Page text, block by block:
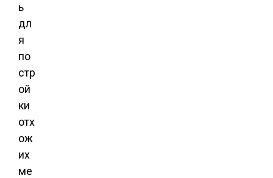
ь
дл
я
по
стр
ой
ки
отх
ож
их
ме